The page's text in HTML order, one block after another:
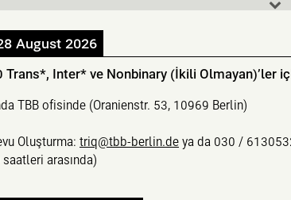
August 2026
Trans*, Inter* ve Nonbinary (İkili Olmayan)’ler
TBB ofisinde (Oranienstr. 53, 10969 Berlin)
Oluşturma: triq@tbb-berlin.de ya da 030 /
arasında)